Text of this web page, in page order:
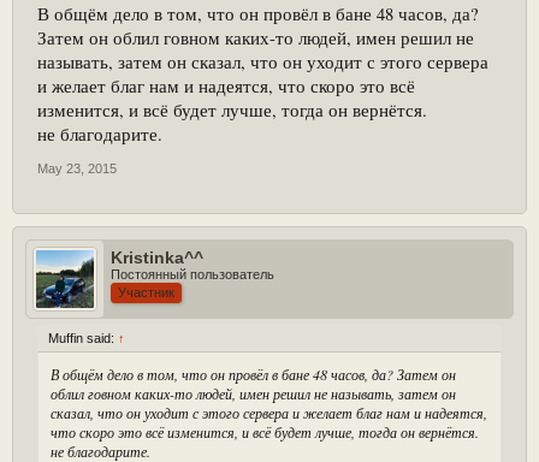
В общём дело в том, что он провёл в бане 48 часов, да?
Затем он облил говном каких-то людей, имен решил не
называть, затем он сказал, что он уходит с этого сервера
и желает благ нам и надеятся, что скоро это всё
изменится, и всё будет лучше, тогда он вернётся.
не благодарите.
May 23, 2015
Kristinka^^
Постоянный пользователь
Участник
Muffin said: ↑
В общём дело в том, что он провёл в бане 48 часов, да? Затем он
облил говном каких-то людей, имен решил не называть, затем он
сказал, что он уходит с этого сервера и желает благ нам и надеятся,
что скоро это всё изменится, и всё будет лучше, тогда он вернётся.
не благодарите.